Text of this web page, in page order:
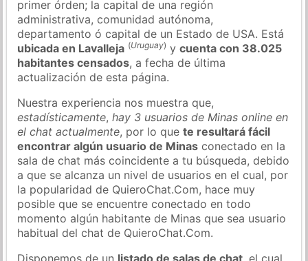
primer órden; la capital de una región
administrativa, comunidad autónoma,
departamento ó capital de un Estado de USA. Está
ubicada en Lavalleja (Uruguay) ycuenta con 38.025
habitantes censados, a fecha de última
actualización de esta página.
Nuestra experiencia nos muestra que,
estadísticamente,hay 3 usuarios de Minas online en
el chat actualmente, por lo quete resultará fácil
encontrar algún usuario de Minas conectado en la
sala de chat más coincidente a tu búsqueda, debido
a que se alcanza un nivel de usuarios en el cual, por
la popularidad de QuieroChat.Com, hace muy
posible que se encuentre conectado en todo
momento algún habitante de Minas que sea usuario
habitual del chat de QuieroChat.Com.
Disponemos de un listado de salas de chat , el cual